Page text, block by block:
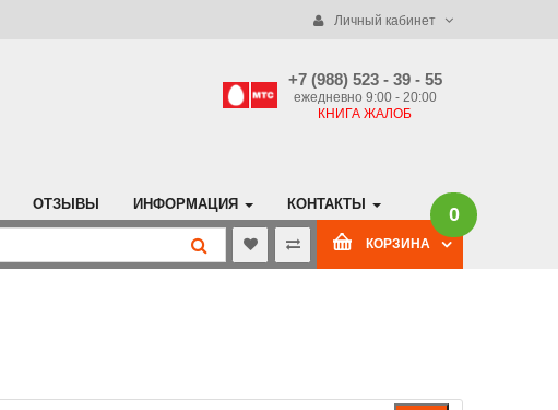
Личный кабинет
+7 (988) 523 - 39 - 55
ежедневно 9:00 - 20:00
КНИГА ЖАЛОБ
ОТЗЫВЫ ИНФОРМАЦИЯ КОНТАКТЫ
КОРЗИНА
0